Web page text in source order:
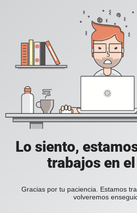
Lo siento,
trabajos en
Gracias por tu paciencia. Estamos
volveremos